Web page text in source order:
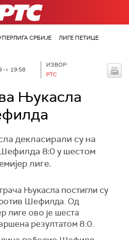
СРБИЈЕ
ЛИГЕ ПЕТИЦЕ
-> 19:58
ИЗВОР:
РТС
Њукасла
декласирали су на
8:0 у шестом
лиге.
Њукасла постигли су
Шефилда. Од
лиге ово је шеста
резултатом 8:0.